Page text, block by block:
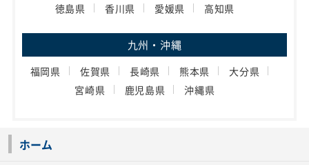
徳島県
香川県 愛媛県 高知県
九州・沖縄
福岡県 佐賀県 長崎県 熊本県
大分県
宮崎県
鹿児島県 沖縄県
ホーム